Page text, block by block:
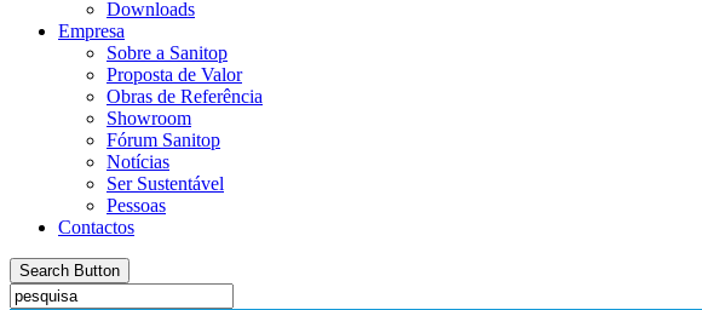
Downloads
Empresa
Sobre a Sanitop
Proposta de Valor
Obras de Referência
Showroom
Fórum Sanitop
Notícias
Ser Sustentável
Pessoas
Contactos
Search Button